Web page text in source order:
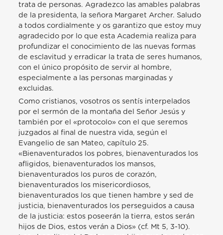
trata de personas. Agradezco las amables palabras
de la presidenta, la señora Margaret Archer. Saludo
a todos cordialmente y os garantizo que estoy muy
agradecido por lo que esta Academia realiza para
profundizar el conocimiento de las nuevas formas
de esclavitud y erradicar la trata de seres humanos,
con el único propósito de servir al hombre,
especialmente a las personas marginadas y
excluidas.
Como cristianos, vosotros os sentís interpelados
por el sermón de la montaña del Señor Jesús y
también por el «protocolo» con el que seremos
juzgados al final de nuestra vida, según el
Evangelio de san Mateo, capítulo 25.
«Bienaventurados los pobres, bienaventurados los
afligidos, bienaventurados los mansos,
bienaventurados los puros de corazón,
bienaventurados los misericordiosos,
bienaventurados los que tienen hambre y sed de
justicia, bienaventurados los perseguidos a causa
de la justicia: estos poseerán la tierra, estos serán
hijos de Dios, estos verán a Dios» (cf. Mt 5, 3-10).